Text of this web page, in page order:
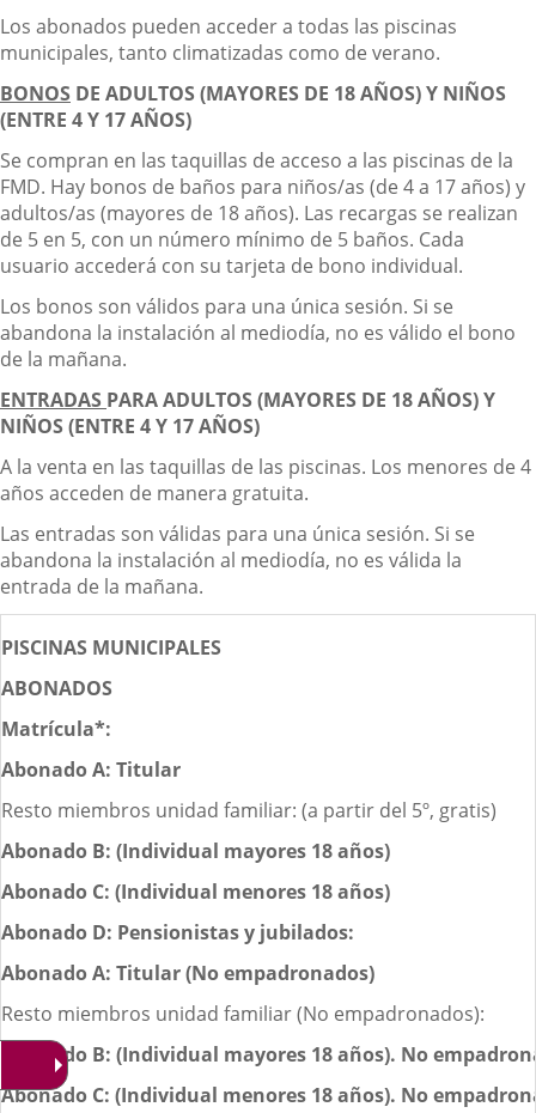
Los abonados pueden acceder a todas las piscinas
municipales, tanto climatizadas como de verano.
BONOS DE ADULTOS (MAYORES DE 18 AÑOS) Y NIÑOS
(ENTRE 4 Y 17 AÑOS)
Se compran en las taquillas de acceso a las piscinas de la
FMD. Hay bonos de baños para niños/as (de 4 a 17 años) y
adultos/as (mayores de 18 años). Las recargas se realizan
de 5 en 5, con un número mínimo de 5 baños. Cada
usuario accederá con su tarjeta de bono individual.
Los bonos son válidos para una única sesión. Si se
abandona la instalación al mediodía, no es válido el bono
de la mañana.
ENTRADAS PARA ADULTOS (MAYORES DE 18 AÑOS) Y
NIÑOS (ENTRE 4 Y 17 AÑOS)
A la venta en las taquillas de las piscinas. Los menores de 4
años acceden de manera gratuita.
Las entradas son válidas para una única sesión. Si se
abandona la instalación al mediodía, no es válida la
entrada de la mañana.
PISCINAS MUNICIPALES
ABONADOS
Matrícula*:
Abonado A: Titular
Resto miembros unidad familiar: (a partir del 5º, gratis)
Abonado B: (Individual mayores 18 años)
Abonado C: (Individual menores 18 años)
Abonado D: Pensionistas y jubilados:
Abonado A: Titular (No empadronados)
Resto miembros unidad familiar (No empadronados):
Abonado B: (Individual mayores 18 años). No
Abonado C: (Individual menores 18 años). No